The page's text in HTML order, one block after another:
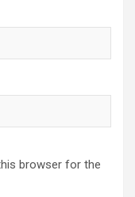
browser for the